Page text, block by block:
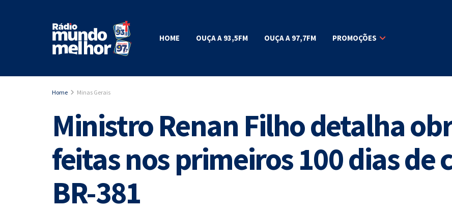
HOME OUÇA A 93,5FM OUÇA A 97,7FM PROMOÇÕES
Home Minas Gerais
Ministro Renan Filho detalha
feitas nos primeiros 100 dias de
BR-381